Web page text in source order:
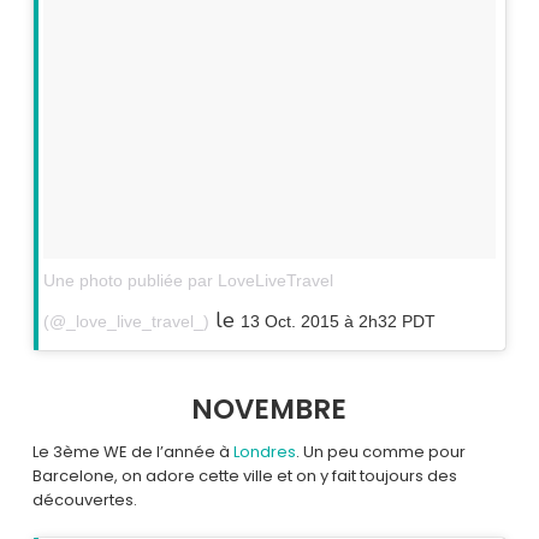
Une photo publiée par LoveLiveTravel
(@_love_live_travel_) le 13 Oct. 2015 à 2h32 PDT
NOVEMBRE
Le 3ème WE de l’année à Londres. Un peu comme pour
Barcelone, on adore cette ville et on y fait toujours des
découvertes.